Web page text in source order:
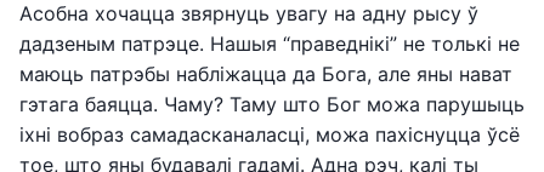
Асобна хочацца звярнуць увагу на адну рысу ў
дадзеным патрэце. Нашыя “праведнікі” не толькі не
маюць патрэбы набліжацца да Бога, але яны нават
гэтага баяцца. Чаму? Таму што Бог можа парушыць
іхні вобраз самадасканаласці, можа пахіснуцца ўсё
тое, што яны будавалі гадамі. Адна рэч, калі ты